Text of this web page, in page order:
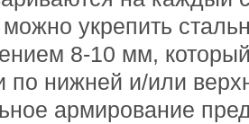
укрепить
8-10 мм,
по нижней и/или
армирование